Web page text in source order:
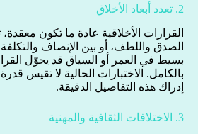
2. تعدد أبعاد الأخلاق
القرارات الأخلاقية عادة ما تكون
الصدق واللطف، أو بين الإنصاف
بسيط في العمر أو السياق قد يحوّل
بالكامل. الاختبارات الحالية لا تقيس
إدراك هذه التفاصيل الدقيقة.
3. الاختلافات الثقافية والمهنية